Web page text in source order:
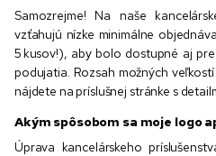
Samozrejme! Na naše
vzťahujú nízke minimálne
5 kusov!), aby bolo dostupné aj
podujatia. Rozsah možných
nájdete na príslušnej stránke s
Akým spôsobom sa moje logo
Úprava kancelárskeho